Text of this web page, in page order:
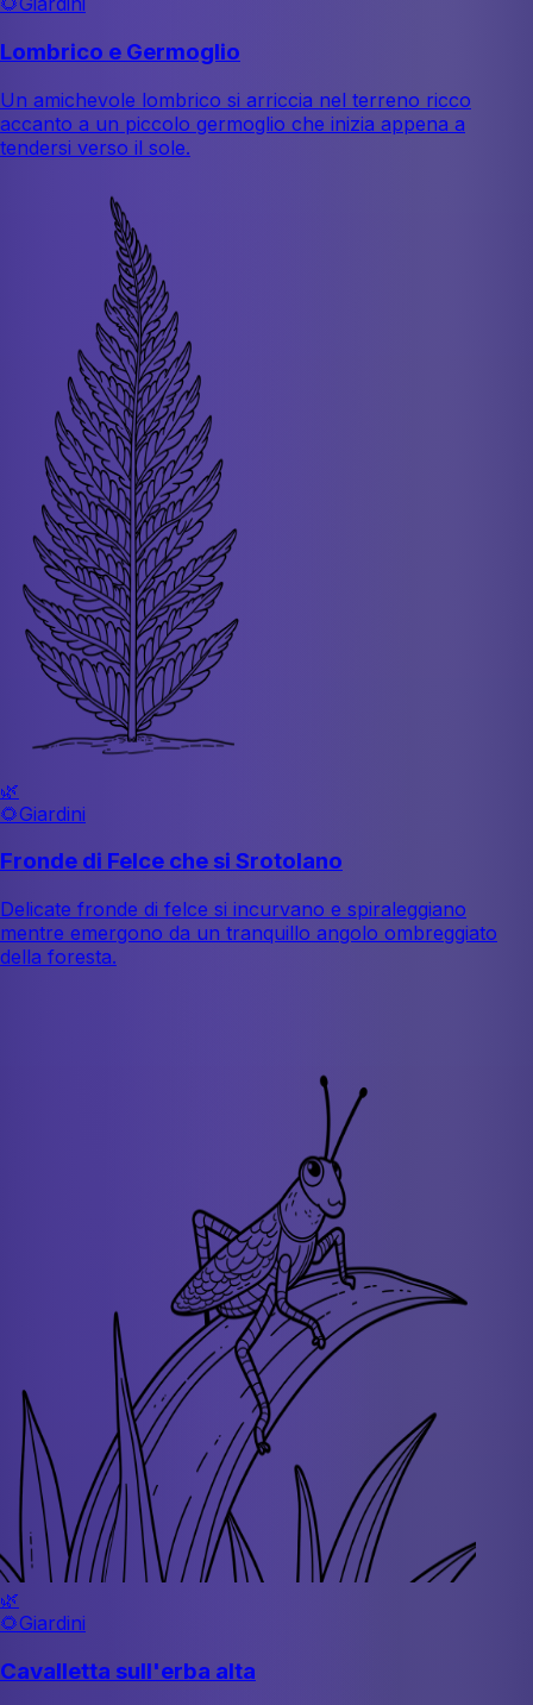
Lombrico e Germoglio
Un amichevole lombrico si arriccia nel terreno ricco
accanto a un piccolo germoglio che inizia appena a
tendersi verso il sole.
🌿
🌻Giardini
Fronde di Felce che si Srotolano
Delicate fronde di felce si incurvano e spiraleggiano
mentre emergono da un tranquillo angolo ombreggiato
della foresta.
🌿
🌻Giardini
Cavalletta sull'erba alta